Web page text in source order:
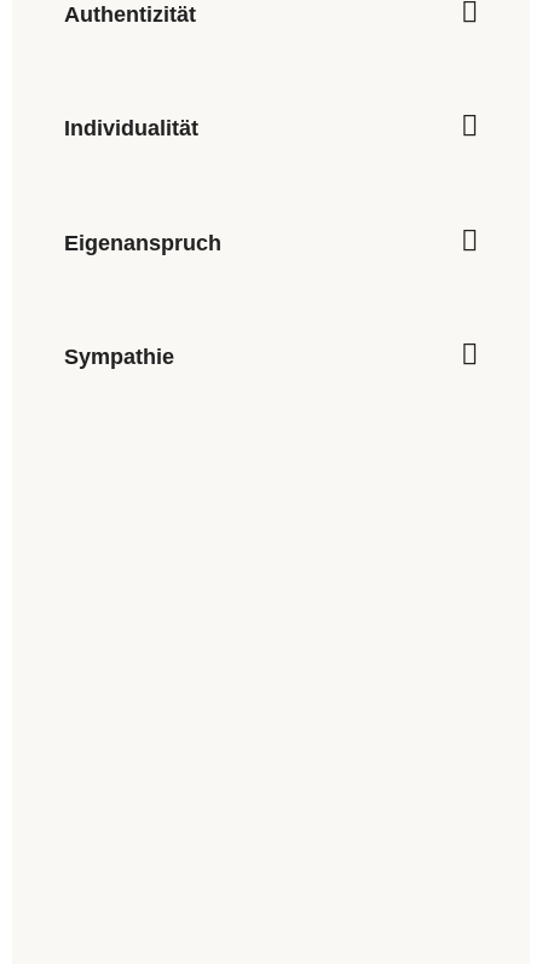
Authentizität
Individualität
Eigenanspruch
Sympathie